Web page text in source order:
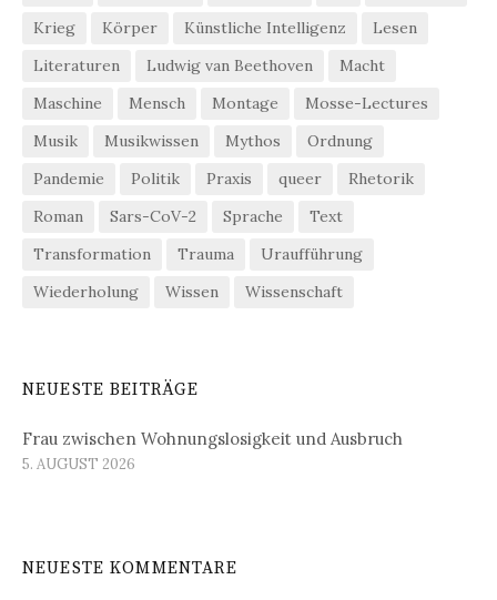
Krieg
Körper Künstliche Intelligenz
Lesen
Literaturen
Ludwig van Beethoven
Macht
Maschine
Mensch Montage
Mosse-Lectures
Musik
Musikwissen Mythos
Ordnung
Pandemie
Politik Praxis queer
Rhetorik
Roman
Sars-CoV-2 Sprache
Text
Transformation
Trauma
Uraufführung
Wiederholung
Wissen Wissenschaft
NEUESTE BEITRÄGE
Frau zwischen Wohnungslosigkeit und Ausbruch
5. AUGUST 2026
NEUESTE KOMMENTARE